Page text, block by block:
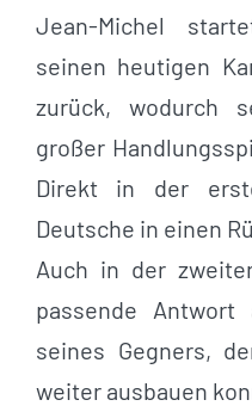
Jean-Michel
seinen heutigen
zurück, wodurch
großer
Direkt in der
Deutsche in einen
Auch in der
passende
seines Gegners,
weiter ausbauen